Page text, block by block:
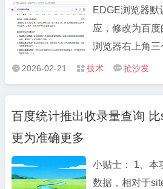
EDGE浏览器
应，修改为百
浏览器右上角三
和服务/搜索和
搜索引擎/添加
www.baidu.com
 2026-02-21  技术  抢沙发
百度统计推出收录量查询
更为准确更多
小贴士： 1、本
数据，相对于